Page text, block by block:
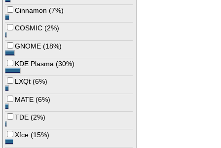
Cinnamon (7%)
COSMIC (2%)
GNOME (18%)
KDE Plasma (30%)
LXQt (6%)
MATE (6%)
TDE (2%)
Xfce (15%)